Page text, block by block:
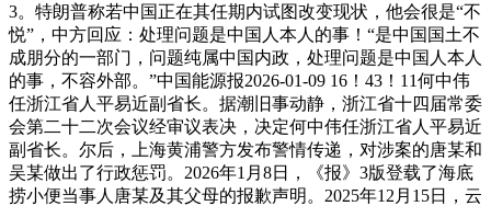
3。特朗普称若中国正在其任期内试图改变现状，他会很是“不
悦”，中方回应：处理问题是中国人本人的事！“是中国国土不
成朋分的一部门，问题纯属中国内政，处理问题是中国人本人
的事，不容外部。”中国能源报2026-01-09 16！43！11何中伟
任浙江省人平易近副省长。据潮旧事动静，浙江省十四届常委
会第二十二次会议经审议表决，决定何中伟任浙江省人平易近
副省长。尔后，上海黄浦警方发布警情传递，对涉案的唐某和
吴某做出了行政惩罚。2026年1月8日，《报》3版登载了海底
捞小便当事人唐某及其父母的报歉声明。2025年12月15日，云